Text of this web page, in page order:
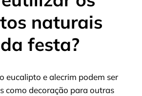
naturais
festa?
eucalipto e alecrim podem ser
como decoração para outras